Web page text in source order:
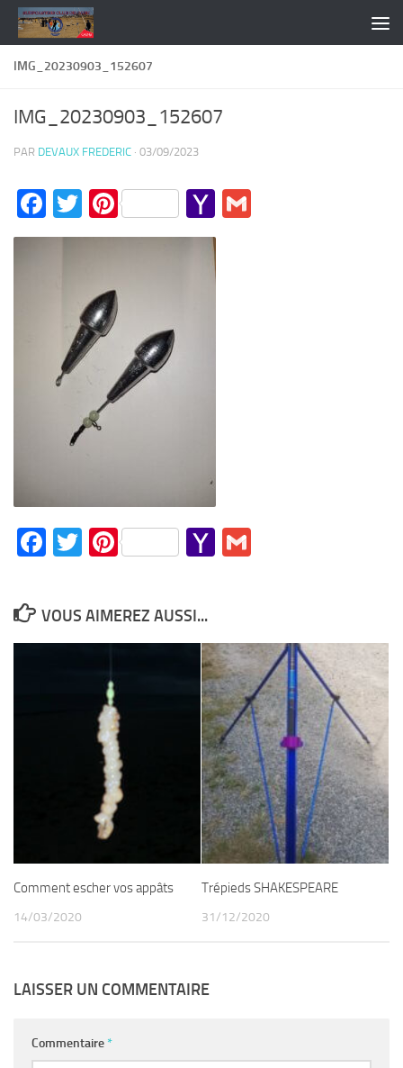
Skip to content
IMG_20230903_152607
IMG_20230903_152607
PAR DEVAUX FREDERIC · 03/09/2023
Facebook
TwitterPinterestYahoo
Mail
Facebook
TwitterPinterestYahoo
VOUS AIMEREZ AUSSI...
Comment escher vos appâts
14/03/2020
Trépieds SHAKESPEARE
31/12/2020
LAISSER UN COMMENTAIRE
Commentaire *